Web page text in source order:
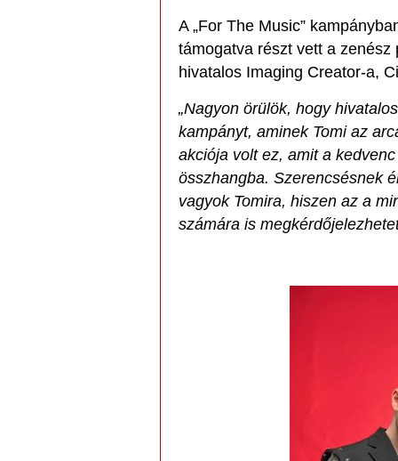
A „For The Music”
támogatva részt vett a
hivatalos Imaging Creator-a,
„Nagyon örülök, hogy
kampányt, aminek Tomi az
akciója volt ez, amit a
összhangba. Szerencsésnek
vagyok Tomira, hiszen az a
számára is